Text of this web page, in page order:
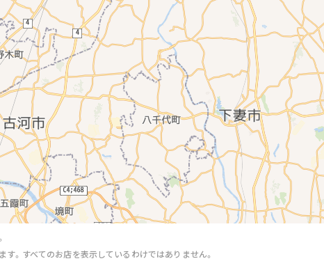
。すべてのお店を表示しているわけではありません。